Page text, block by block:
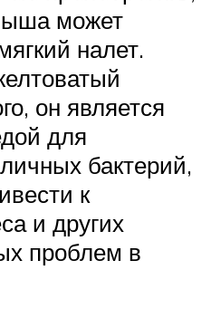
может
налет.
он является
для
бактерий,
к
и других
проблем в